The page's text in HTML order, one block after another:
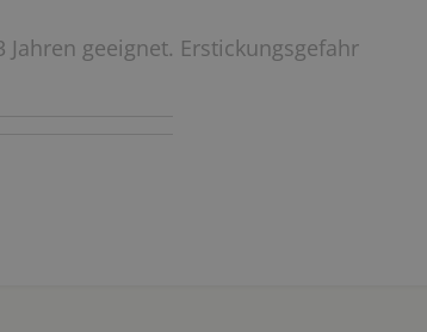
geeignet. Erstickungsgefahr